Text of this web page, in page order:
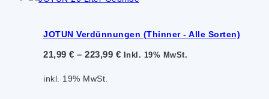
JOTUN Verdünnungen (Thinner - Alle Sorten)
21,99 € – 223,99 € Inkl. 19% MwSt.
inkl. 19% MwSt.